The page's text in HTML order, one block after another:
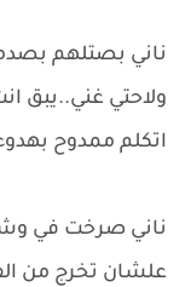
ناني بصتلهم
ولاحتي غني..يبق
اتكلم ممدوح
ناني صرخت في
علشان تخرج من